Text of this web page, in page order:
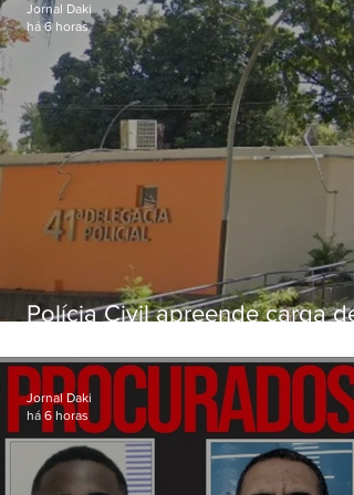
Polícia Civil apreende carga de
3 milhões na Zona Norte do Rio
Jornal Daki
há 6 horas
Jornal Daki
há 6 horas